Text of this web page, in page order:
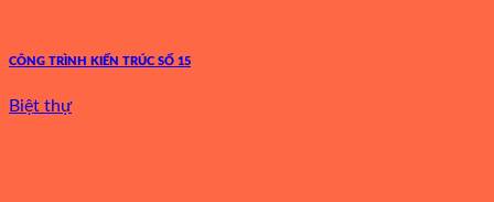
CÔNG TRÌNH KIẾN TRÚC SỐ 15
Biệt thự